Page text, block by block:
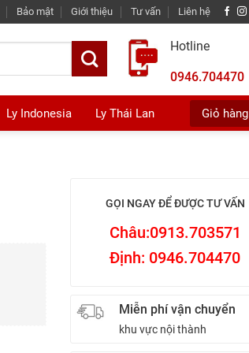
Bảo mật Giới thiệu Tư vấn Liên hệ
Hotline
0946.704470
Ly Indonesia Ly Thái Lan Giỏ hàng
GỌI NGAY ĐỂ ĐƯỢC TƯ VẤN
Châu:0913.703571
Định: 0946.704470
Miễn phí vận chuyển
khu vực nội thành